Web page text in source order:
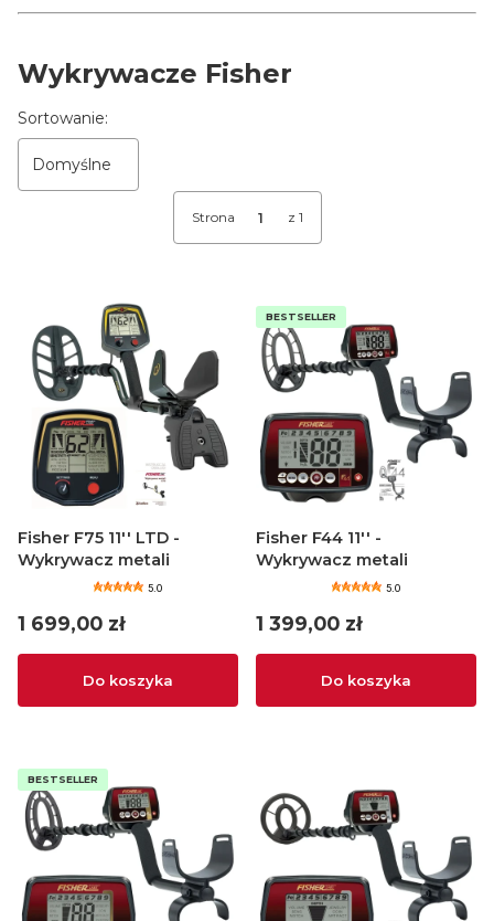
Wykrywacze Fisher
Lista produktów
Sortowanie:
Domyślne
Strona z 1
Fisher F75 11'' LTD -
Wykrywacz metali
5.0
Cena
1 699,00 zł
Do koszyka
BESTSELLER
Fisher F44 11'' -
Wykrywacz metali
5.0
Cena
1 399,00 zł
Do koszyka
BESTSELLER